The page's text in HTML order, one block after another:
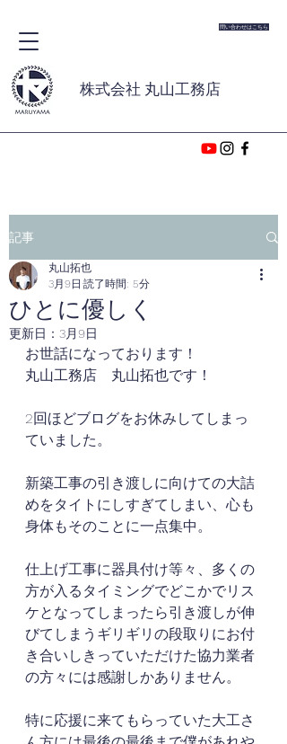
問い合わせはこちら
株式会社 丸山工務店
記事
ひとに優しく
丸山拓也
3月9日 読了時間: 5分
更新日： 3月9日
お世話になっております！
丸山工務店　丸山拓也です！
2回ほどブログをお休みしてしまっ
ていました。
新築工事の引き渡しに向けての大詰
めをタイトにしすぎてしまい、心も
身体もそのことに一点集中。
仕上げ工事に器具付け等々、多くの
方が入るタイミングでどこかでリス
ケとなってしまったら引き渡しが伸
びてしまうギリギリの段取りにお付
き合いしきっていただけた協力業者
の方々には感謝しかありません。
特に応援に来てもらっていた大工さ